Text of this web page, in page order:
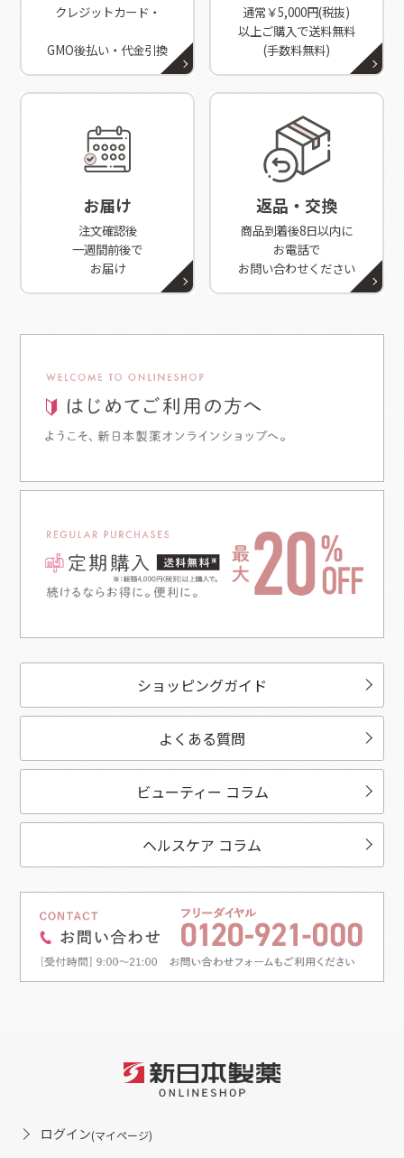
クレジットカード・
GMO後払い・代金引換
通常￥5,000円(税抜)
以上ご購入で送料無料
(手数料無料)
お届け
注文確認後
一週間前後で
お届け
返品・交換
商品到着後8日以内に
お電話で
お問い合わせください
ショッピングガイド
よくある質問
ビューティー コラム
ヘルスケア コラム
ログイン(マイページ)